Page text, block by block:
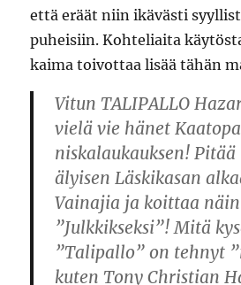
että eräät niin ikävästi
puheisiin. Kohteliaita
kaima toivottaa lisää tähän
Vitun TALIPALLO
vielä vie hänet
niskalaukauksen!
älyisen Läskikasan
Vainajia ja koittaa
”Julkkikseksi”! Mitä
”Talipallo” on tehnyt
kuten Tony Christian